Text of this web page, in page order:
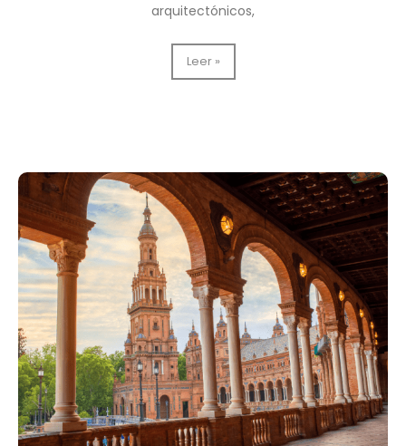
arquitectónicos,
La
Casa
un
palacio
lleno
de
historia
Leer »